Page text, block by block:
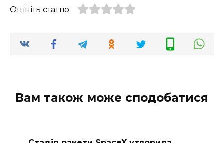
Оцініть статтю
Вам також може сподобатися